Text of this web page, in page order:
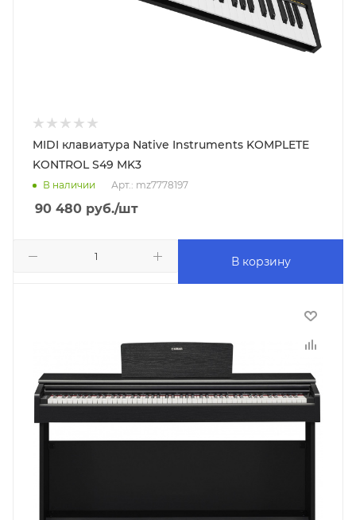
MIDI клавиатура Native Instruments KOMPLETE
KONTROL S49 MK3
В наличии Арт.: mz7778197
90 480 руб./шт
В корзину